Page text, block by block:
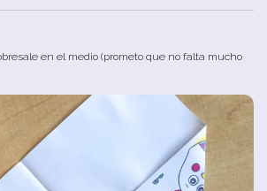
en el medio (prometo que no falta mucho